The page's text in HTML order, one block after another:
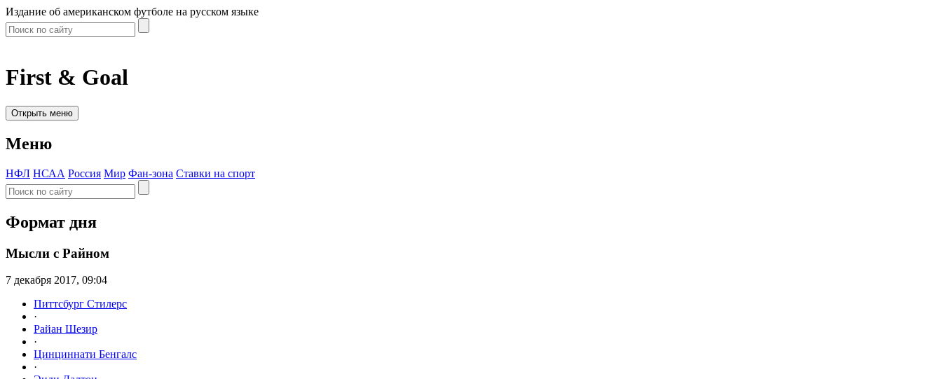
Издание об американском футболе на русском языке
First & Goal
Открыть меню
Меню
НФЛ НСАА Россия Мир Фан-зона Ставки на спорт
Формат дня
Мысли с Райном
7 декабря 2017, 09:04
Питтсбург Стилерс
·
Райан Шезир
·
Цинциннати Бенгалс
·